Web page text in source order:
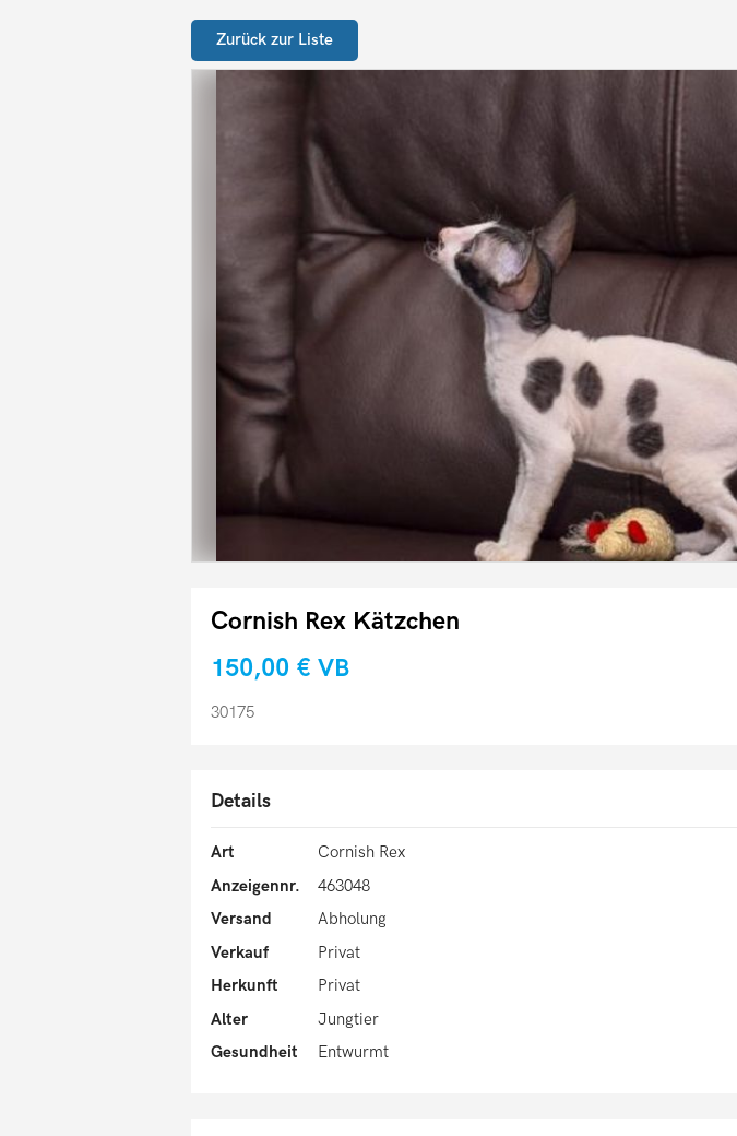
Zurück zur Liste
Cornish Rex Kätzchen
150,00 € VB
30175
Details
Art
Cornish Rex
Anzeigennr.
463048
Versand
Abholung
Verkauf
Privat
Herkunft
Privat
Alter
Jungtier
Gesundheit
Entwurmt